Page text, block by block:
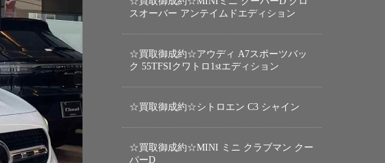
スオーバー アンテイムドエディション
☆買取御成約☆アウディ A7スポーツバッ
ク 55TFSIクワトロ1stエディション
☆買取御成約☆シトロエン C3 シャイン
☆買取御成約☆MINI ミニ クラブマン クー
パーD